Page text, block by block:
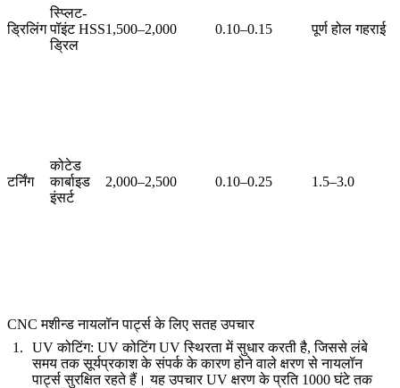
ड्रिलिंग
स्प्लिट-
पॉइंट HSS
ड्रिल
1,500–2,000 0.10–0.15 पूर्ण होल गहराई
टर्निंग
कोटेड
कार्बाइड
इंसर्ट
2,000–2,500 0.10–0.25 1.5–3.0
CNC मशीन्ड नायलॉन पार्ट्स के लिए सतह उपचार
UV कोटिंग: UV कोटिंग UV स्थिरता में सुधार करती है, जिससे लंबे
समय तक सूर्यप्रकाश के संपर्क के कारण होने वाले क्षरण से नायलॉन
पार्ट्स सुरक्षित रहते हैं। यह उपचार UV क्षरण के प्रति 1000 घंटेतक